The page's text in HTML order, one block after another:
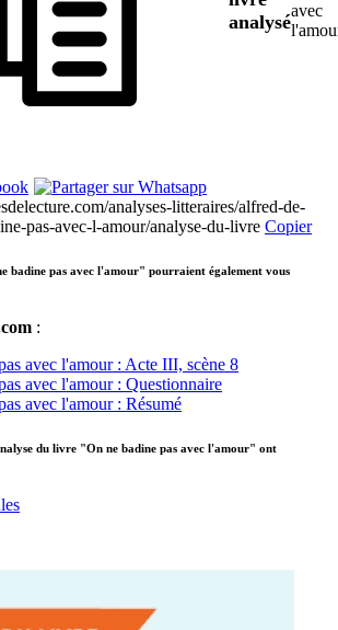
analysé
avec
analyses-litteraires/alfred-de-
pas-avec-l-amour/analyse-du-livre Copier
badine pas avec l'amour" pourraient également vous
:
avec l'amour : Acte III, scène 8
avec l'amour : Questionnaire
avec l'amour : Résumé
du livre "On ne badine pas avec l'amour" ont